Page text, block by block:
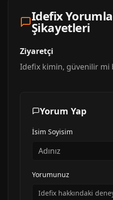
Idefix
Şikayetleri
Ziyaretçi
Idefix kimin, güvenilir mi
Yorum Yap
İsim Soyisim
Yorumunuz